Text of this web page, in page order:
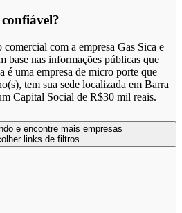
confiável?
comercial com a empresa Gas Sica e
base nas informações públicas que
é uma empresa de micro porte que
tem sua sede localizada em Barra
Capital Social de R$30 mil reais.